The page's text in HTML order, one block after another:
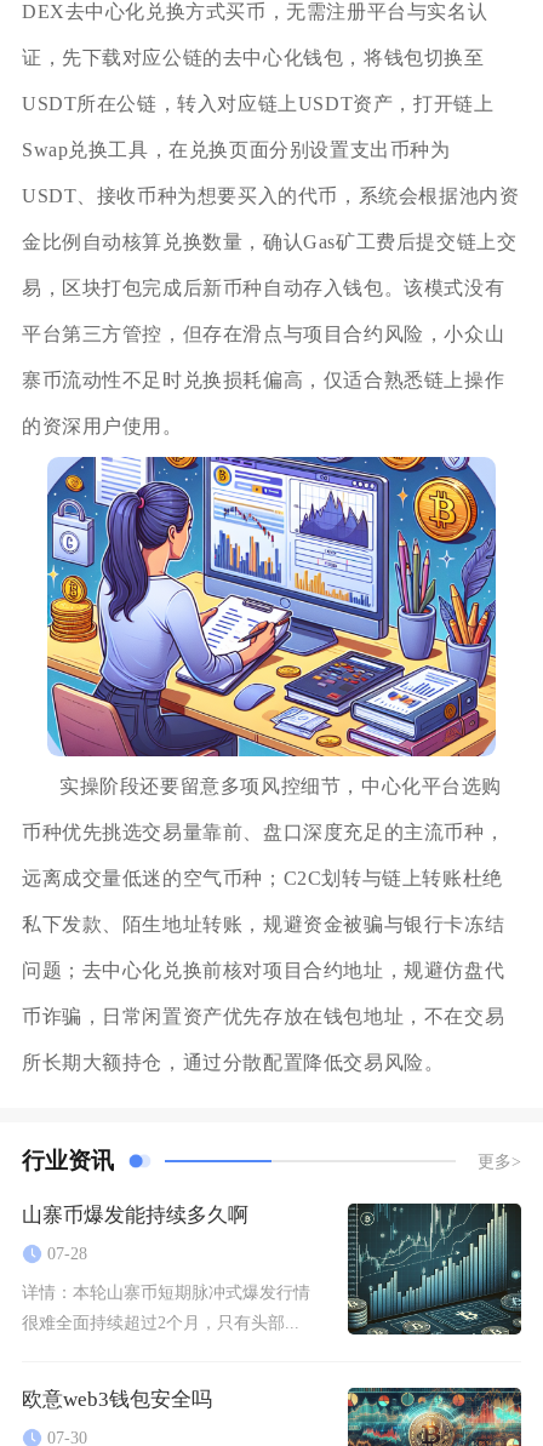
DEX去中心化兑换方式买币，无需注册平台与实名认
证，先下载对应公链的去中心化钱包，将钱包切换至
USDT所在公链，转入对应链上USDT资产，打开链上
Swap兑换工具，在兑换页面分别设置支出币种为
USDT、接收币种为想要买入的代币，系统会根据池内资
金比例自动核算兑换数量，确认Gas矿工费后提交链上交
易，区块打包完成后新币种自动存入钱包。该模式没有
平台第三方管控，但存在滑点与项目合约风险，小众山
寨币流动性不足时兑换损耗偏高，仅适合熟悉链上操作
的资深用户使用。
实操阶段还要留意多项风控细节，中心化平台选购
币种优先挑选交易量靠前、盘口深度充足的主流币种，
远离成交量低迷的空气币种；C2C划转与链上转账杜绝
私下发款、陌生地址转账，规避资金被骗与银行卡冻结
问题；去中心化兑换前核对项目合约地址，规避仿盘代
币诈骗，日常闲置资产优先存放在钱包地址，不在交易
所长期大额持仓，通过分散配置降低交易风险。
行业资讯 更多>
山寨币爆发能持续多久啊
07-28
详情： 本轮山寨币短期脉冲式爆发行情
很难全面持续超过2个月，只有头部...
欧意web3钱包安全吗
07-30